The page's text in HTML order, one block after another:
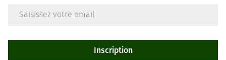
Inscription